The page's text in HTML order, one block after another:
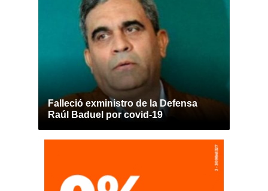
Falleció exministro de la Defensa
Raúl Baduel por covid-19